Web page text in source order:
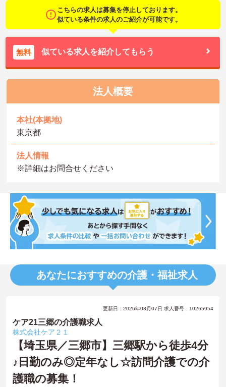
こちらの求人は募集を停止しております。
似ている条件の求人のご紹介が可能です。
無料 似ている求人を紹介してもらう
法人概要
本社(本拠地)
東京都
法人情報
※詳細はお問合せください
あなたにおすすめの介護・福祉求人
更新日：2026年08月07日 求人番号：10265954
ケア21三郷の介護職求人
株式会社ケア２１
【埼玉県／三郷市】三郷駅から徒歩4分
♪日勤のみ◎定年なし☆訪問介護での介
護職の募集！